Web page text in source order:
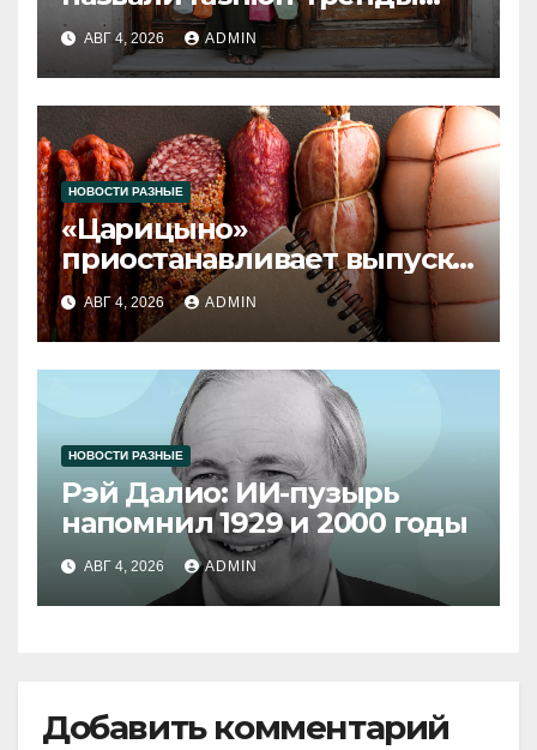
2026 года
АВГ 4, 2026 ADMIN
НОВОСТИ РАЗНЫЕ
«Царицыно»
приостанавливает выпуск
продукции
АВГ 4, 2026 ADMIN
НОВОСТИ РАЗНЫЕ
Рэй Далио: ИИ-пузырь
напомнил 1929 и 2000 годы
АВГ 4, 2026 ADMIN
Добавить комментарий